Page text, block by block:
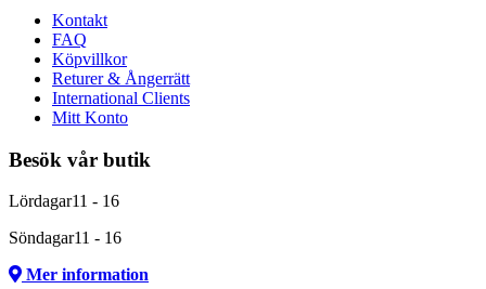
Kontakt
FAQ
Köpvillkor
Returer & Ångerrätt
International Clients
Mitt Konto
Besök vår butik
Lördagar11 - 16
Söndagar11 - 16
Mer information